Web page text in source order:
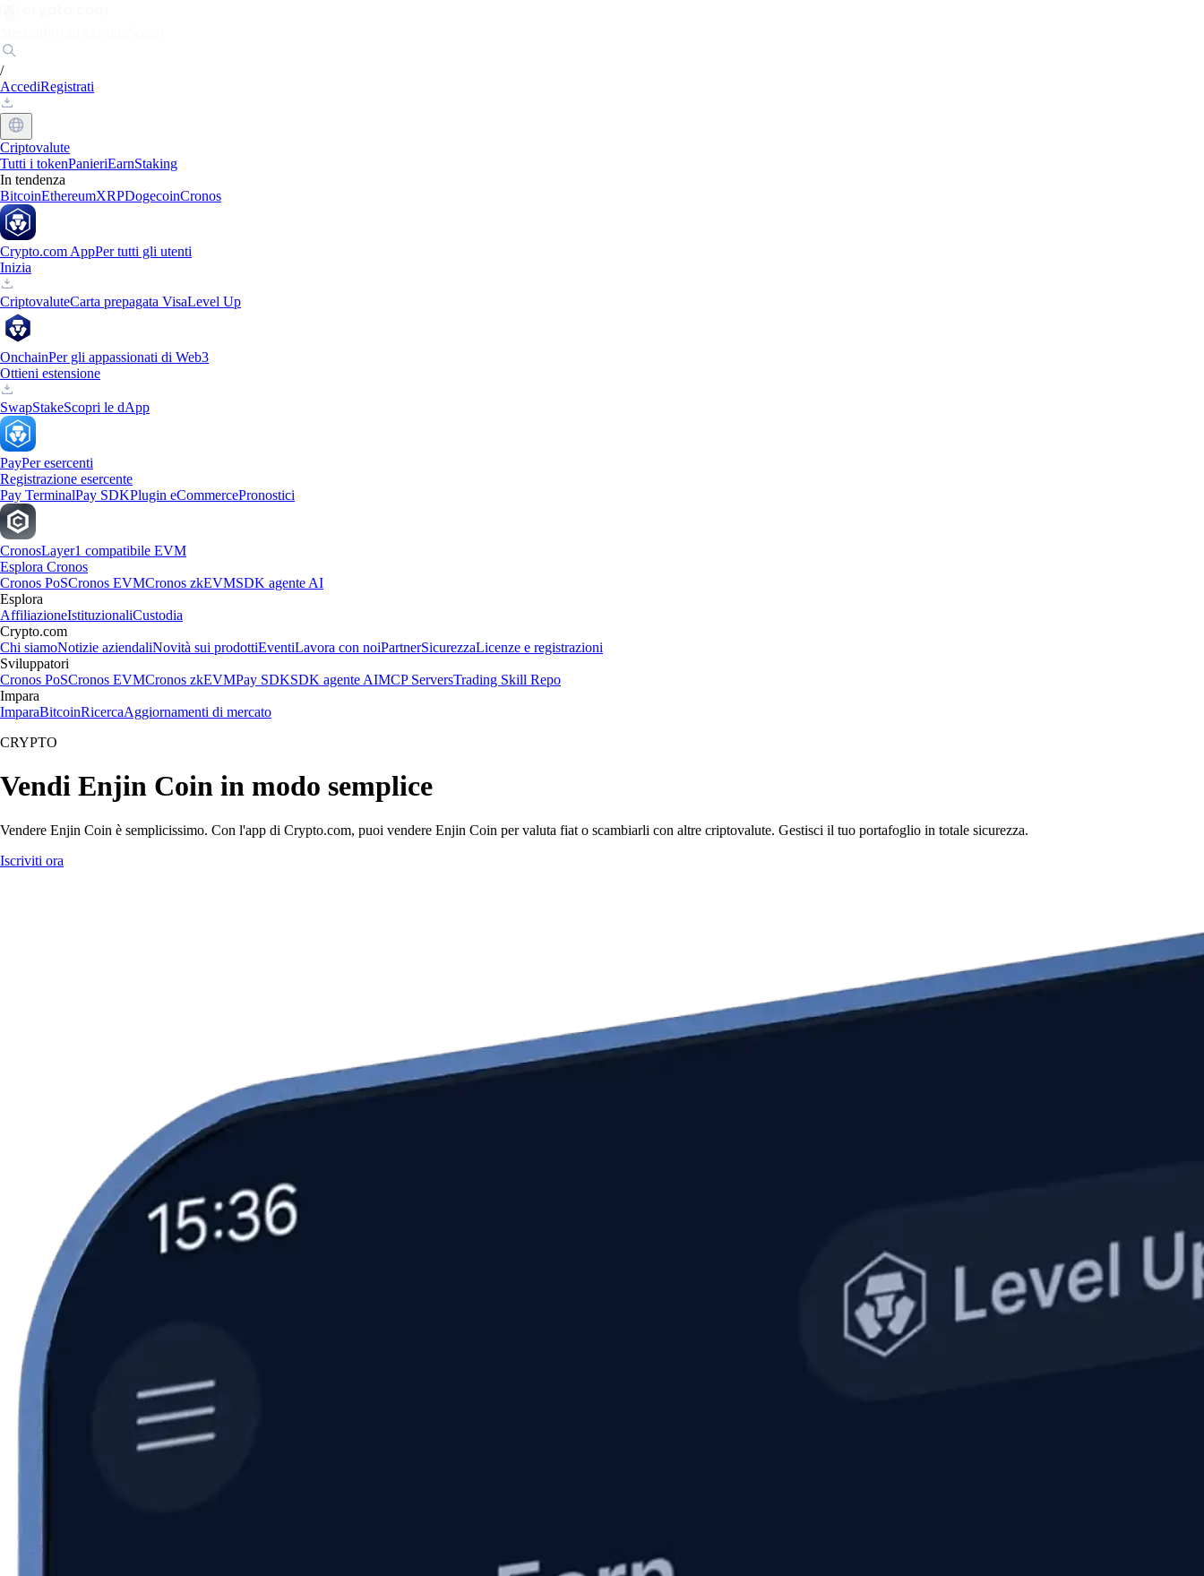
/
AccediRegistrati
Criptovalute
Tutti i tokenPanieriEarnStaking
In tendenza
BitcoinEthereumXRPDogecoinCronos
Crypto.com AppPer tutti gli utenti
Inizia
CriptovaluteCarta prepagata VisaLevel Up
OnchainPer gli appassionati di Web3
Ottieni estensione
SwapStakeScopri le dApp
PayPer esercenti
Registrazione esercente
Pay TerminalPay SDKPlugin eCommercePronostici
CronosLayer1 compatibile EVM
Esplora Cronos
Cronos PoSCronos EVMCronos zkEVMSDK agente AI
Esplora
AffiliazioneIstituzionaliCustodia
Crypto.com
Chi siamoNotizie aziendaliNovità sui prodottiEventiLavora con noiPartnerSicurezzaLicenze e registrazioni
Sviluppatori
Cronos PoSCronos EVMCronos zkEVMPay SDKSDK agente AIMCP ServersTrading Skill Repo
Impara
ImparaBitcoinRicercaAggiornamenti di mercato
CRYPTO
Vendi Enjin Coin in modo semplice
Vendere Enjin Coin è semplicissimo. Con l'app di Crypto.com, puoi vendere Enjin Coin per valuta fiat o scambiarli con altre criptovalute. Gestisci il tuo portafoglio in totale sicurezza.
Iscriviti ora